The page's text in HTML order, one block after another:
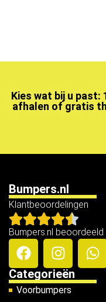
Kies wat bij u past:
afhalen of gratis
Bumpers.nl
Klantbeoordelingen
Bumpers.nl
Categorieën
Voorbumpers